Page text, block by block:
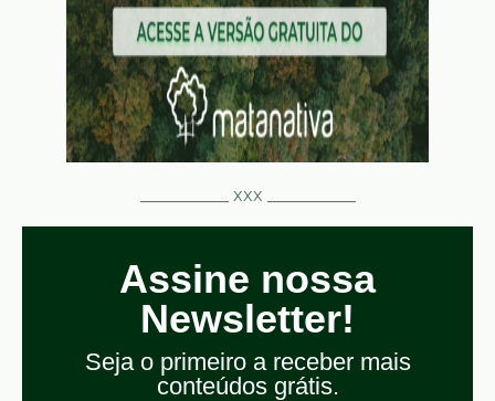
__________ xxx __________
Assine nossa
Newsletter!
Seja o primeiro a receber mais
conteúdos grátis.